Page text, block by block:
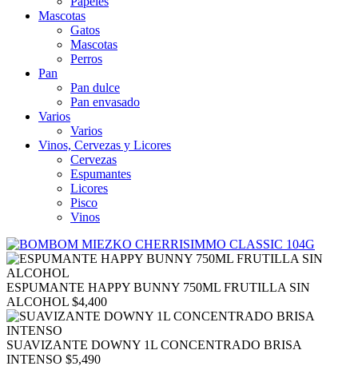
Mascotas
Gatos
Mascotas
Perros
Pan
Pan dulce
Pan envasado
Varios
Varios
Vinos, Cervezas y Licores
Cervezas
Espumantes
Licores
Pisco
Vinos
ESPUMANTE HAPPY BUNNY 750ML FRUTILLA SIN
ALCOHOL $4,400
SUAVIZANTE DOWNY 1L CONCENTRADO BRISA
INTENSO $5,490